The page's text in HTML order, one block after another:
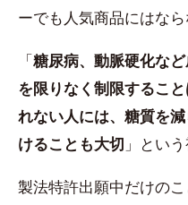
ーでも人気商品にはなら
「 糖尿病、動脈硬化な
を限りなく制限するこ
れない人には、糖質を
けることも大切 」とい
製法特許出願中だけの